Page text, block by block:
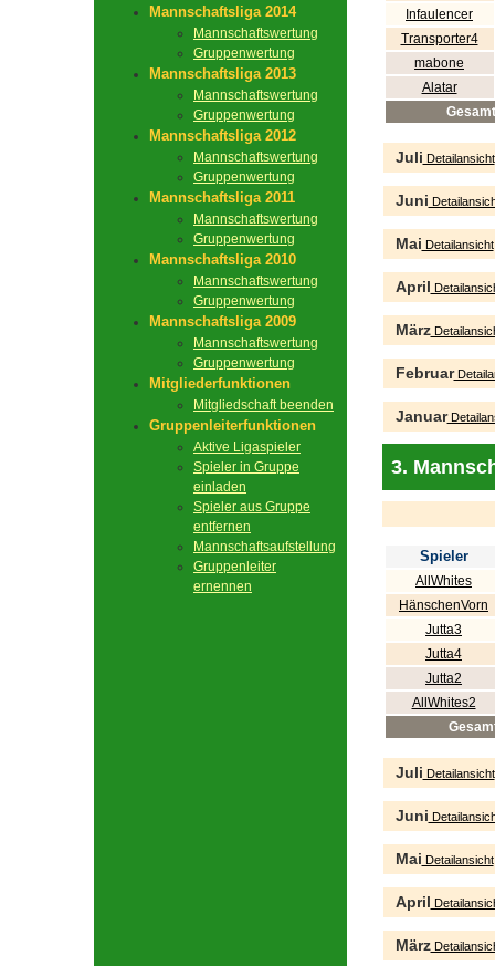
Mannschaftsliga 2014
Mannschaftswertung
Gruppenwertung
Mannschaftsliga 2013
Mannschaftswertung
Gruppenwertung
Mannschaftsliga 2012
Mannschaftswertung
Gruppenwertung
Mannschaftsliga 2011
Mannschaftswertung
Gruppenwertung
Mannschaftsliga 2010
Mannschaftswertung
Gruppenwertung
Mannschaftsliga 2009
Mannschaftswertung
Gruppenwertung
Mitgliederfunktionen
Mitgliedschaft beenden
Gruppenleiterfunktionen
Aktive Ligaspieler
Spieler in Gruppe
einladen
Spieler aus Gruppe
entfernen
Mannschaftsaufstellung
Gruppenleiter
ernennen
Infaulencer
Transporter4
mabone
Alatar
Gesamt
Juli Detailansicht
Juni
Mai Detailansicht
April
März
Februar
Januar
3.
Spieler
AllWhites
HänschenVorn
Jutta3
Jutta4
Jutta2
AllWhites2
Juli Detailansicht
Juni
Mai Detailansicht
April
März